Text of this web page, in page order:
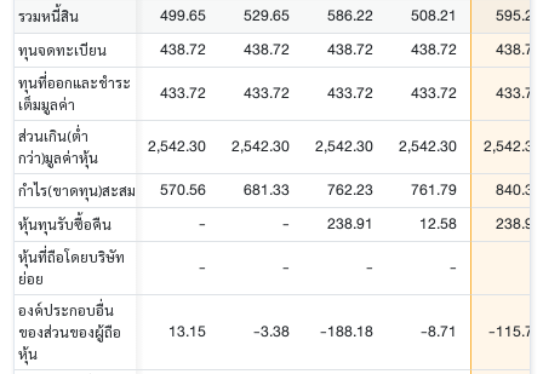
รวมหนี้สิน 499.65 529.65 586.22 508.21 595.23
ทุนจดทะเบียน 438.72 438.72 438.72 438.72 438.72
ทุนที่ออกและชำระ
เต็มมูลค่า
433.72 433.72 433.72 433.72 433.72
ส่วนเกิน(ต่ำ
กว่า)มูลค่าหุ้น
2,542.30 2,542.30 2,542.30 2,542.30 2,542.30
กำไร(ขาดทุน)สะสม 570.56 681.33 762.23 761.79 840.38
หุ้นทุนรับซื้อคืน - - 238.91 12.58 238.91
หุ้นที่ถือโดยบริษัท
ย่อย
- - - -
องค์ประกอบอื่น
ของส่วนของผู้ถือ
หุ้น
13.15 -3.38 -188.18 -8.71 -115.77